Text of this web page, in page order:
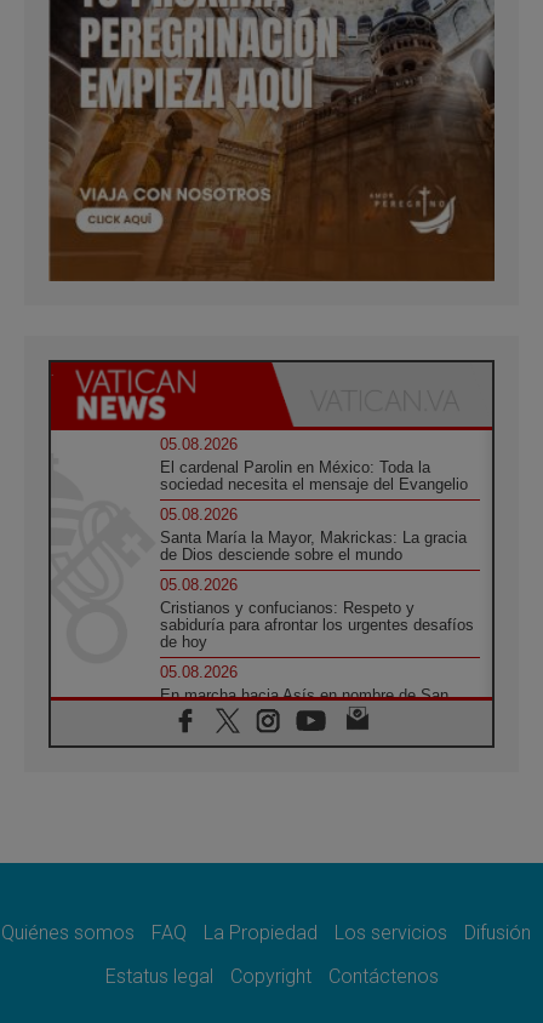
05.08.2026
El cardenal Parolin en México: Toda la
sociedad necesita el mensaje del Evangelio
05.08.2026
Santa María la Mayor, Makrickas: La gracia
de Dios desciende sobre el mundo
05.08.2026
Cristianos y confucianos: Respeto y
sabiduría para afrontar los urgentes desafíos
de hoy
05.08.2026
En marcha hacia Asís en nombre de San
Francisco, a la espera de León
05.08.2026
quienes bendicen la guerra
Ucrania: Ataque masivo en Kyiv durante la
Quiénes somos FAQ La Propiedad Los servicios
Difusión
Estatus legal
Copyright Contáctenos